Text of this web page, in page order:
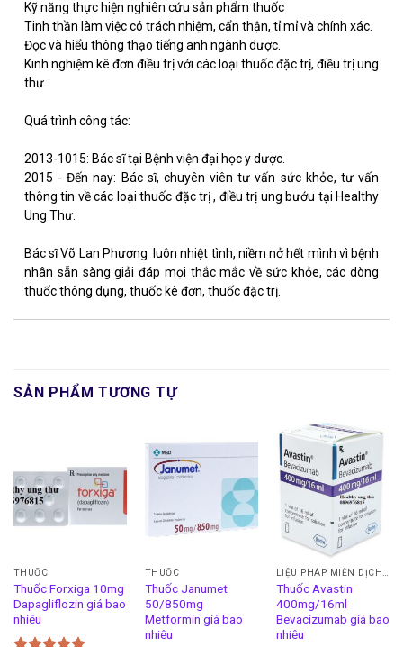
Kỹ năng thực hiện nghiên cứu sản phẩm thuốc
Tinh thần làm việc có trách nhiệm, cẩn thận, tỉ mỉ và chính xác.
Đọc và hiểu thông thạo tiếng anh ngành dược.
Kinh nghiệm kê đơn điều trị với các loại thuốc đặc trị, điều trị ung
thư
Quá trình công tác:
2013-1015: Bác sĩ tại Bệnh viện đại học y dược.
2015 - Đến nay: Bác sĩ, chuyên viên tư vấn sức khỏe, tư vấn
thông tin về các loại thuốc đặc trị , điều trị ung bướu tại Healthy
Ung Thư.
Bác sĩ Võ Lan Phương luôn nhiệt tình, niềm nở hết mình vì bệnh
nhân sẵn sàng giải đáp mọi thắc mắc về sức khỏe, các dòng
thuốc thông dụng, thuốc kê đơn, thuốc đặc trị.
SẢN PHẨM TƯƠNG TỰ
THUỐC
Thuốc Forxiga 10mg
Dapagliflozin giá bao
nhiêu
THUỐC
Thuốc Janumet
50/850mg
Metformin giá bao
nhiêu
LIỆU PHÁP MIỄN DỊCH UNG THƯ
Thuốc Avastin
400mg/16ml
Bevacizumab giá bao
nhiêu